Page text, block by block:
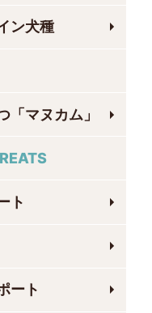
ン犬種
「マヌカム」
ト
ート